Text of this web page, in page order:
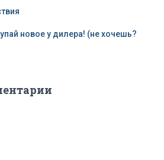
новое у дилера! (не хочешь?